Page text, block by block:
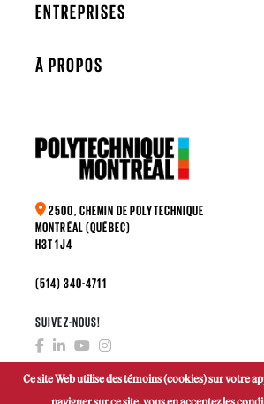
ENTREPRISES
À PROPOS
2500, CHEMIN DE POLYTECHNIQUE
MONTRÉAL (QUÉBEC)
H3T 1J4
(514) 340-4711
SUIVEZ-NOUS!
Ce site Web utilise des témoins (cookies) sur votre